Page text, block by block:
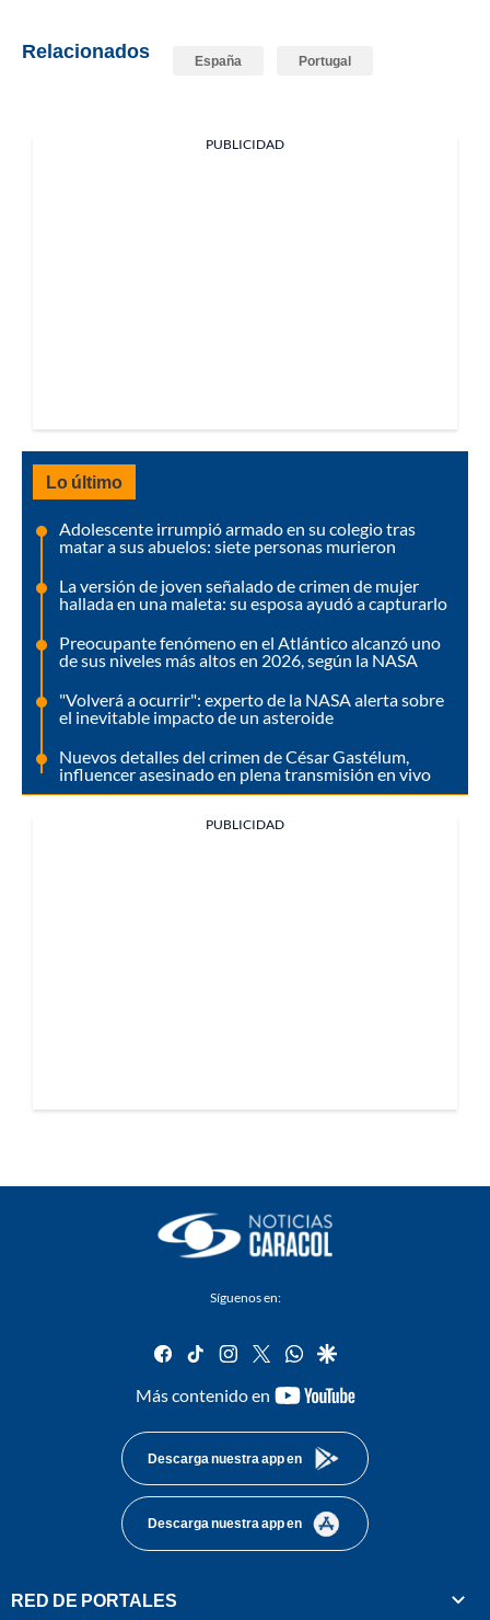
Relacionados España Portugal
PUBLICIDAD
Lo último
Adolescente irrumpió armado en su colegio tras
matar a sus abuelos: siete personas murieron
La versión de joven señalado de crimen de mujer
hallada en una maleta: su esposa ayudó a capturarlo
Preocupante fenómeno en el Atlántico alcanzó uno
de sus niveles más altos en 2026, según la NASA
"Volverá a ocurrir": experto de la NASA alerta sobre
el inevitable impacto de un asteroide
Nuevos detalles del crimen de César Gastélum,
influencer asesinado en plena transmisión en vivo
PUBLICIDAD
Síguenos en:
facebook
tiktok instagram
twitterwhatsapp
google
Más contenido en
youtube-
Descarga nuestra app en
Descarga nuestra app en
RED DE PORTALES